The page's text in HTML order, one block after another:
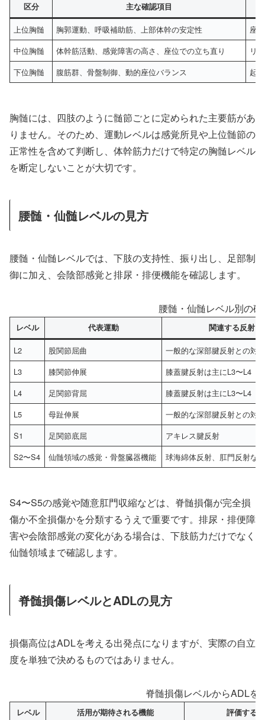
区分 主な確認項目
上位胸髄 胸郭運動、呼吸補助筋、上部体幹の安定性
座
中位胸髄
体幹筋活動、感覚障害の高さ、座位での立ち直り
リ
下位胸髄
腹筋群、骨盤制御、動的座位バランス 起
胸髄には、四肢のように髄節ごとに定められた主要筋があ
りません。そのため、運動レベルは感覚所見や上位髄節の
正常性を含めて判断し、体幹筋力だけで特定の胸髄レベル
を断定しないことが大切です。
腰髄・仙髄レベルの見方
腰髄・仙髄レベルでは、下肢の支持性、振り出し、足部制
御に加え、会陰部感覚と排尿・排便機能を確認します。
腰髄・仙髄レベル別の
レベル 代表運動 関連する反射
L2 股関節屈曲
一般的な深部腱反射との対
L3
膝関節伸展
膝蓋腱反射は主にL3〜L4
L4
足関節背屈
膝蓋腱反射は主にL3〜L4
L5
母趾伸展
一般的な深部腱反射との対
S1
足関節底屈
アキレス腱反射
S2〜S4
仙髄領域の感覚・骨盤臓器機能 球海綿体反射、肛門反射な
S4〜S5の感覚や随意肛門収縮などは、脊髄損傷が完全損
傷か不全損傷かを分類するうえで重要です。排尿・排便障
害や会陰部感覚の変化がある場合は、下肢筋力だけでなく
仙髄領域まで確認します。
脊髄損傷レベルとADLの見方
損傷高位はADLを考える出発点になりますが、実際の自立
度を単独で決めるものではありません。
脊髄損傷レベルからADLを
レベル 活用が期待される機能 評価する